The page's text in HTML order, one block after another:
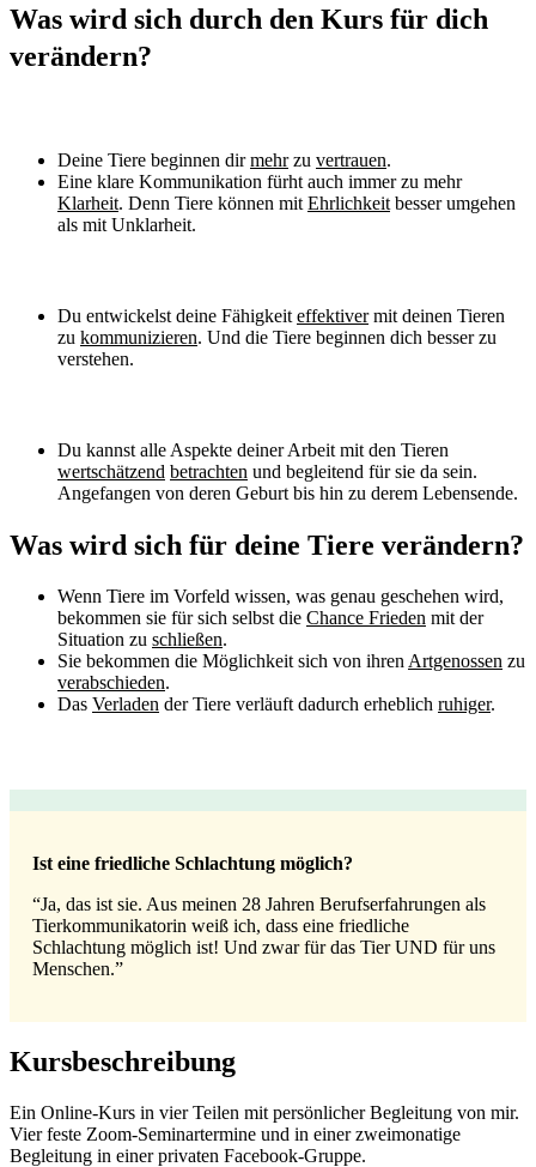
Was wird sich durch den Kurs für dich
verändern?
Deine Tiere beginnen dirmehrzu vertrauen.
Eine klare Kommunikation fürht auch immer zu mehr
Klarheit. Denn Tiere können mit Ehrlichkeit besser umgehen
als mit Unklarheit.
Du entwickelst deine Fähigkeit effektivermit deinen Tieren
zu kommunizieren. Und die Tiere beginnen dich besser zu
verstehen.
Du kannst alle Aspekte deiner Arbeit mit den Tieren
wertschätzend betrachten und begleitend für sie da sein.
Angefangen von deren Geburt bis hin zu derem Lebensende.
Was wird sich für deine Tiere verändern?
Wenn Tiere im Vorfeld wissen, was genau geschehen wird,
bekommen sie für sich selbst die Chance Frieden mit der
Situation zu schließen.
Sie bekommen die Möglichkeit sich von ihren Artgenossen zu
verabschieden.
Das Verladen der Tiere verläuft dadurch erheblich ruhiger.
Ist eine friedliche Schlachtung möglich?
“Ja, das ist sie. Aus meinen 28 Jahren Berufserfahrungen als
Tierkommunikatorin weiß ich, dass eine friedliche
Schlachtung möglich ist! Und zwar für das Tier UND für uns
Menschen.”
Kursbeschreibung
Ein Online-Kurs in vier Teilen mit persönlicher Begleitung von mir.
Vier feste Zoom-Seminartermine und in einer zweimonatige
Begleitung in einer privaten Facebook-Gruppe.